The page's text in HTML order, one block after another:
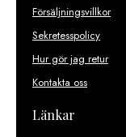
Försäljningsvillkor
Sekretesspolicy
Hur gör jag retur
Kontakta oss
Länkar